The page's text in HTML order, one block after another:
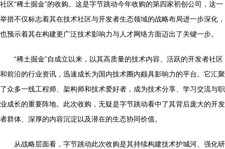
社区“稀土掘金”的收购。这是字节跳动今年收购的第四家初创公司，这一
举措不仅标志着其在技术社区与开发者生态领域的战略布局进一步深化，
也预示着其在构建更广泛技术影响力与人才网络方面迈出了关键一步。
“稀土掘金”自成立以来，以其高质量的技术内容、活跃的开发者社区
和前沿的行业资讯，迅速成长为国内技术圈内颇具影响力的平台。它汇聚
了众多一线工程师、架构师和技术爱好者，成为技术分享、学习交流与职
业成长的重要阵地。此次收购，无疑是字节跳动看中了其背后庞大的开发
者群体、深厚的内容沉淀以及潜在的生态协同价值。
从战略层面看，字节跳动此次收购是其持续构建技术护城河、强化研